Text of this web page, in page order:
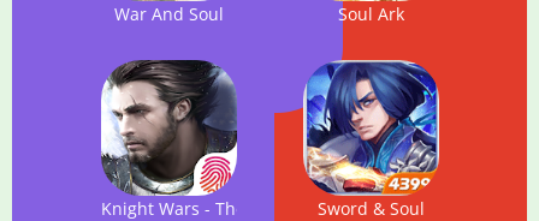
War And Soul Soul Ark
Knight Wars - The Last KnightSword & Soul